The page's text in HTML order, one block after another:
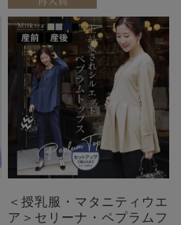
＜授乳服・マタニティウエ
ア＞セリーナ・ペプラムフ